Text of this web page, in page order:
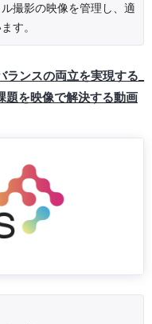
撮影の映像を管理し、適
す。
ンスの両立を実現する_
題を映像で解決する動画